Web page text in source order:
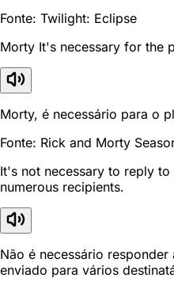
Fonte: Twilight: Eclipse
Morty It's necessary for the
Morty, é necessário para o
Fonte: Rick and Morty
It's not necessary to reply to
numerous recipients.
Não é necessário responder
enviado para vários